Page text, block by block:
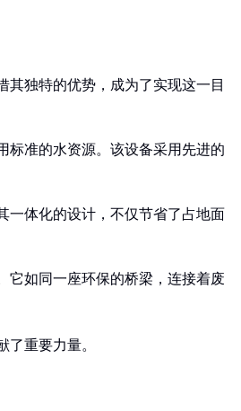
独特的优势，成为了实现这一目
标准的水资源。该设备采用先进的
一体化的设计，不仅节省了占地面
它如同一座环保的桥梁，连接着废
重要力量。